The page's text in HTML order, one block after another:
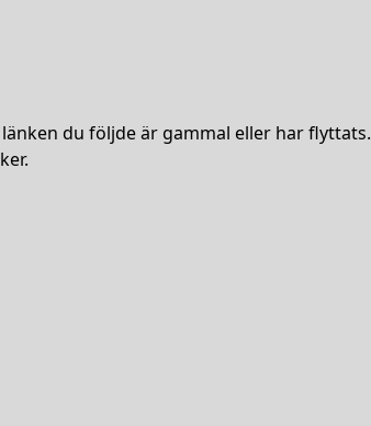
du följde är gammal eller har flyttats.